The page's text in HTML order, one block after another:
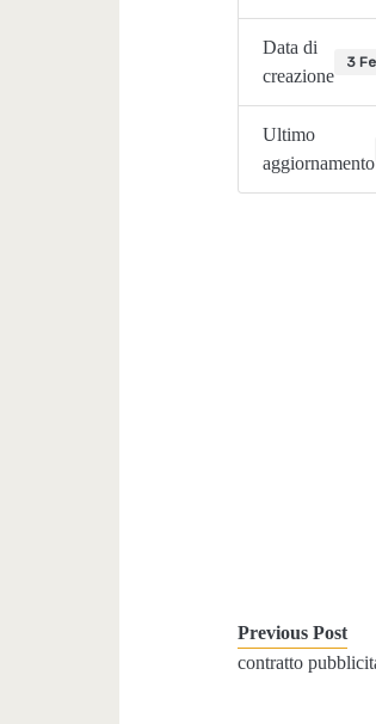
Data di
creazione
3
Ultimo
aggiornamento
Previous Post
contratto